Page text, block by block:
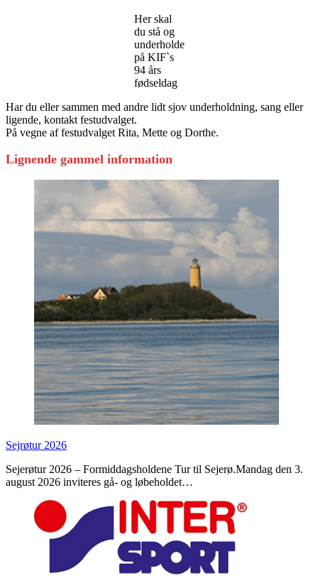
Her skal
du stå og
underholde
på KIF`s
94 års
fødseldag
Har du eller sammen med andre lidt sjov underholdning, sang eller
ligende, kontakt festudvalget.
På vegne af festudvalget Rita, Mette og Dorthe.
Lignende gammel information
Sejrøtur 2026
Sejerøtur 2026 – Formiddagsholdene Tur til Sejerø.Mandag den 3.
august 2026 inviteres gå- og løbeholdet…